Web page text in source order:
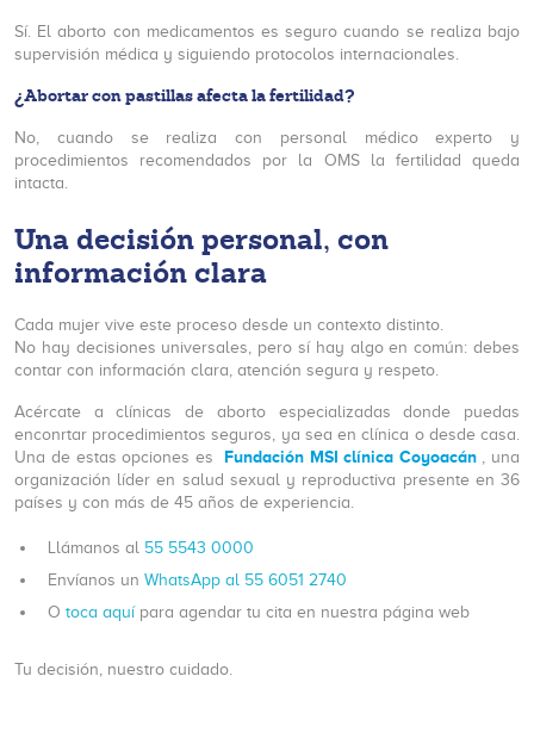
Sí. El aborto con medicamentos es seguro cuando se realiza bajo
supervisión médica y siguiendo protocolos internacionales.
¿Abortar con pastillas afecta la fertilidad?
No, cuando se realiza con personal médico experto y
procedimientos recomendados por la OMS la fertilidad queda
intacta.
Una decisión personal, con
información clara
Cada mujer vive este proceso desde un contexto distinto.
No hay decisiones universales, pero sí hay algo en común: debes
contar con información clara, atención segura y respeto.
Acércate a clínicas de aborto especializadas donde puedas
enconrtar procedimientos seguros, ya sea en clínica o desde casa.
Una de estas opciones es
Fundación MSI clínica Coyoacán , una
organización líder en salud sexual y reproductiva presente en 36
países y con más de 45 años de experiencia.
Llámanos al 55 5543 0000
Envíanos un WhatsApp al 55 6051 2740
O toca aquí para agendar tu cita en nuestra página web
Tu decisión, nuestro cuidado.